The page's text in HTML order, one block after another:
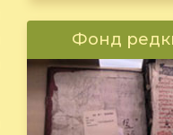
Фонд